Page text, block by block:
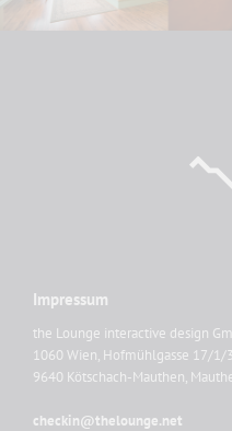
Impressum
the Lounge interactive design
1060 Wien, Hofmühlgasse 17/1/3
9640 Kötschach-Mauthen,
checkin@thelounge.net